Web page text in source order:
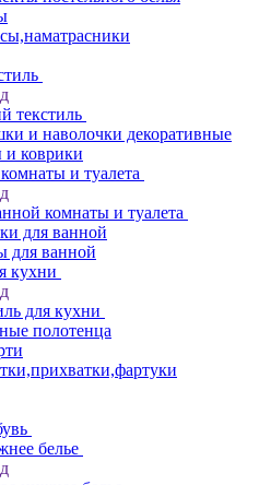
текстиль
и наволочки декоративные
коврики
и туалета
комнаты и туалета
для ванной
для ванной
кухни
для кухни
полотенца
белье